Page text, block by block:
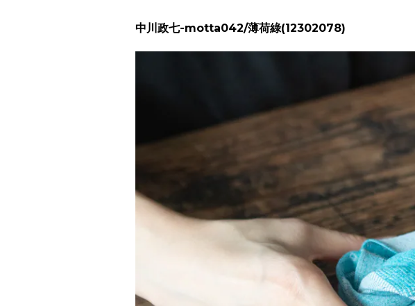
中川政七-motta042/薄荷綠(12302078)